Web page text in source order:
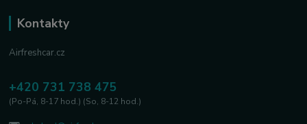
Kontakty
Airfreshcar.cz
+420 731 738 475
(Po-Pá, 8-17 hod.) (So, 8-12 hod.)